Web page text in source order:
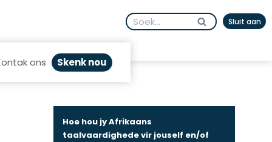
Search
for:
Sluit aan
ons Skenk nou
Hoe hou jy Afrikaans
taalvaardighede vir jouself en/of